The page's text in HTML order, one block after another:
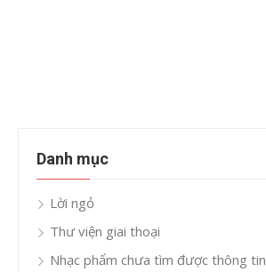
Danh mục
Lời ngỏ
Thư viện giai thoại
Nhạc phẩm chưa tìm được thông tin